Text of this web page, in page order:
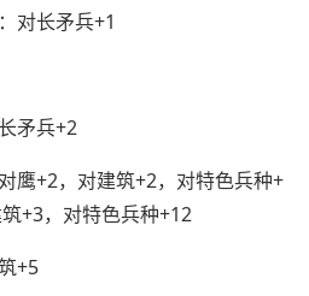
对长矛兵+1
矛兵+2
+2，对建筑+2，对特色兵种+
+3，对特色兵种+12
+5